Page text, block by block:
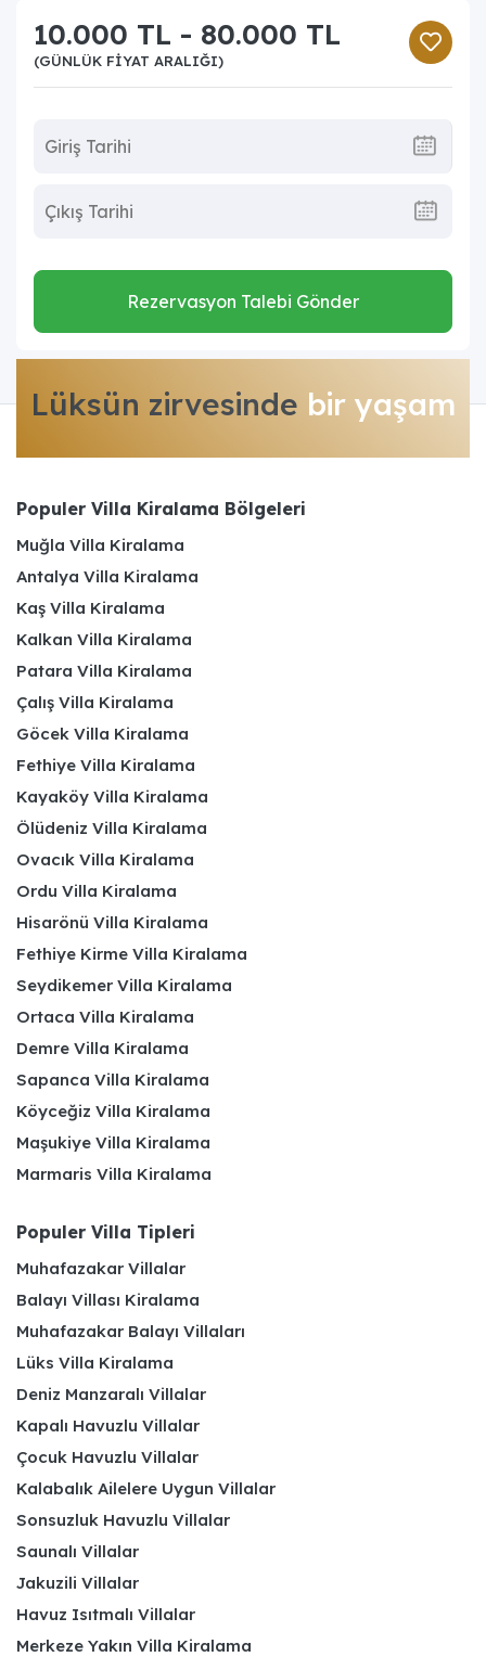
10.000 TL - 80.000 TL
(GÜNLÜK FIYAT ARALIĞI)
Rezervasyon Talebi Gönder
Lüksün zirvesinde bir yaşam
Populer Villa Kiralama Bölgeleri
Muğla Villa Kiralama
Antalya Villa Kiralama
Kaş Villa Kiralama
Kalkan Villa Kiralama
Patara Villa Kiralama
Çalış Villa Kiralama
Göcek Villa Kiralama
Fethiye Villa Kiralama
Kayaköy Villa Kiralama
Ölüdeniz Villa Kiralama
Ovacık Villa Kiralama
Ordu Villa Kiralama
Hisarönü Villa Kiralama
Fethiye Kirme Villa Kiralama
Seydikemer Villa Kiralama
Ortaca Villa Kiralama
Demre Villa Kiralama
Sapanca Villa Kiralama
Köyceğiz Villa Kiralama
Maşukiye Villa Kiralama
Marmaris Villa Kiralama
Populer Villa Tipleri
Muhafazakar Villalar
Balayı Villası Kiralama
Muhafazakar Balayı Villaları
Lüks Villa Kiralama
Deniz Manzaralı Villalar
Kapalı Havuzlu Villalar
Çocuk Havuzlu Villalar
Kalabalık Ailelere Uygun Villalar
Sonsuzluk Havuzlu Villalar
Saunalı Villalar
Jakuzili Villalar
Havuz Isıtmalı Villalar
Merkeze Yakın Villa Kiralama